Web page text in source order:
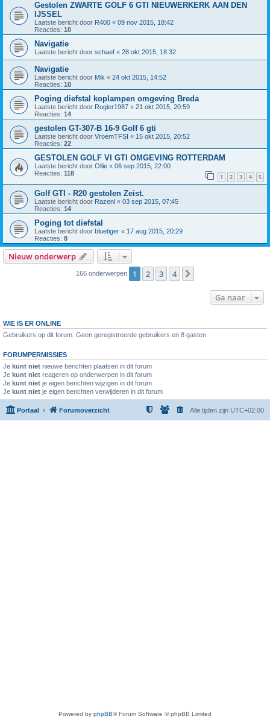
Gestolen ZWARTE GOLF 6 GTI NIEUWERKERK AAN DEN
IJSSEL
Laatste bericht door R400 « 09 nov 2015, 18:42
Reacties: 10
Navigatie
Laatste bericht door schaef « 28 okt 2015, 18:32
Navigatie
Laatste bericht door Mik « 24 okt 2015, 14:52
Reacties: 10
Poging diefstal koplampen omgeving Breda
Laatste bericht door Rogier1987 « 21 okt 2015, 20:59
Reacties: 14
gestolen GT-307-B 16-9 Golf 6 gti
Laatste bericht door VroemTFSI « 15 okt 2015, 20:52
Reacties: 22
GESTOLEN GOLF VI GTI OMGEVING ROTTERDAM
Laatste bericht door Ollie « 06 sep 2015, 22:00
Reacties: 118 1 2 3 4 5
Golf GTI - R20 gestolen Zeist.
Laatste bericht door Razenl « 03 sep 2015, 07:45
Reacties: 14
Poging tot diefstal
Laatste bericht door bluetiger « 17 aug 2015, 20:29
Reacties: 8
Nieuw onderwerp
166 onderwerpen 1 2 3 4
Ga naar
WIE IS ER ONLINE
Gebruikers op dit forum: Geen geregistreerde gebruikers en 8 gasten
FORUMPERMISSIES
Je kunt niet nieuwe berichten plaatsen in dit forum
Je kunt niet reageren op onderwerpen in dit forum
Je kunt niet je eigen berichten wijzigen in dit forum
Je kunt niet je eigen berichten verwijderen in dit forum
Portaal Forumoverzicht Alle tijden zijn UTC+02:00
Powered by phpBB® Forum Software © phpBB Limited